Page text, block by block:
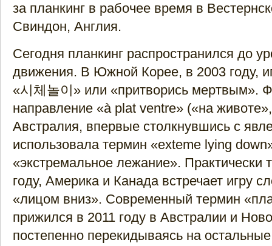
за планкинг в рабочее время в
Свиндон, Англия.
Сегодня планкинг распространился до
движения. В Южной Корее, в 2003 году,
«시체놀이» или «притворись мертвым».
направление «à plat ventre» («на
Австралия, впервые столкнувшись с
использовала термин «exteme lying
«экстремальное лежание». Практически
году, Америка и Канада встречает игру
«лицом вниз». Современный термин
прижился в 2011 году в Австралии и
постепенно перекидываясь на